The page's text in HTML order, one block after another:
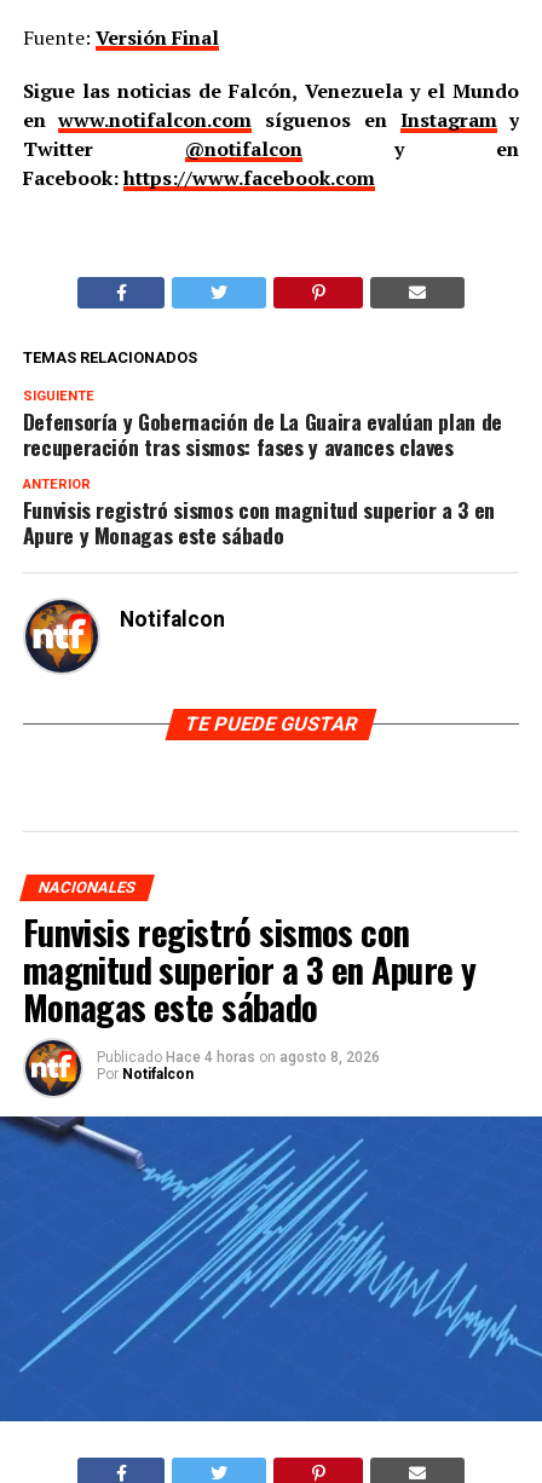
Fuente: Versión Final
Sigue las noticias de Falcón, Venezuela y el Mundo
enwww.notifalcon.com síguenos en Instagramy
Twitter @notifalcony en
Facebook:https://www.facebook.com
TEMAS RELACIONADOS
SIGUIENTE
Defensoría y Gobernación de La Guaira evalúan plan de
recuperación tras sismos: fases y avances claves
ANTERIOR
Funvisis registró sismos con magnitud superior a 3 en
Apure y Monagas este sábado
Notifalcon
TE PUEDE GUSTAR
NACIONALES
Funvisis registró sismos con
magnitud superior a 3 en Apure y
Monagas este sábado
Publicado Hace 4 horas on agosto 8, 2026
Por Notifalcon